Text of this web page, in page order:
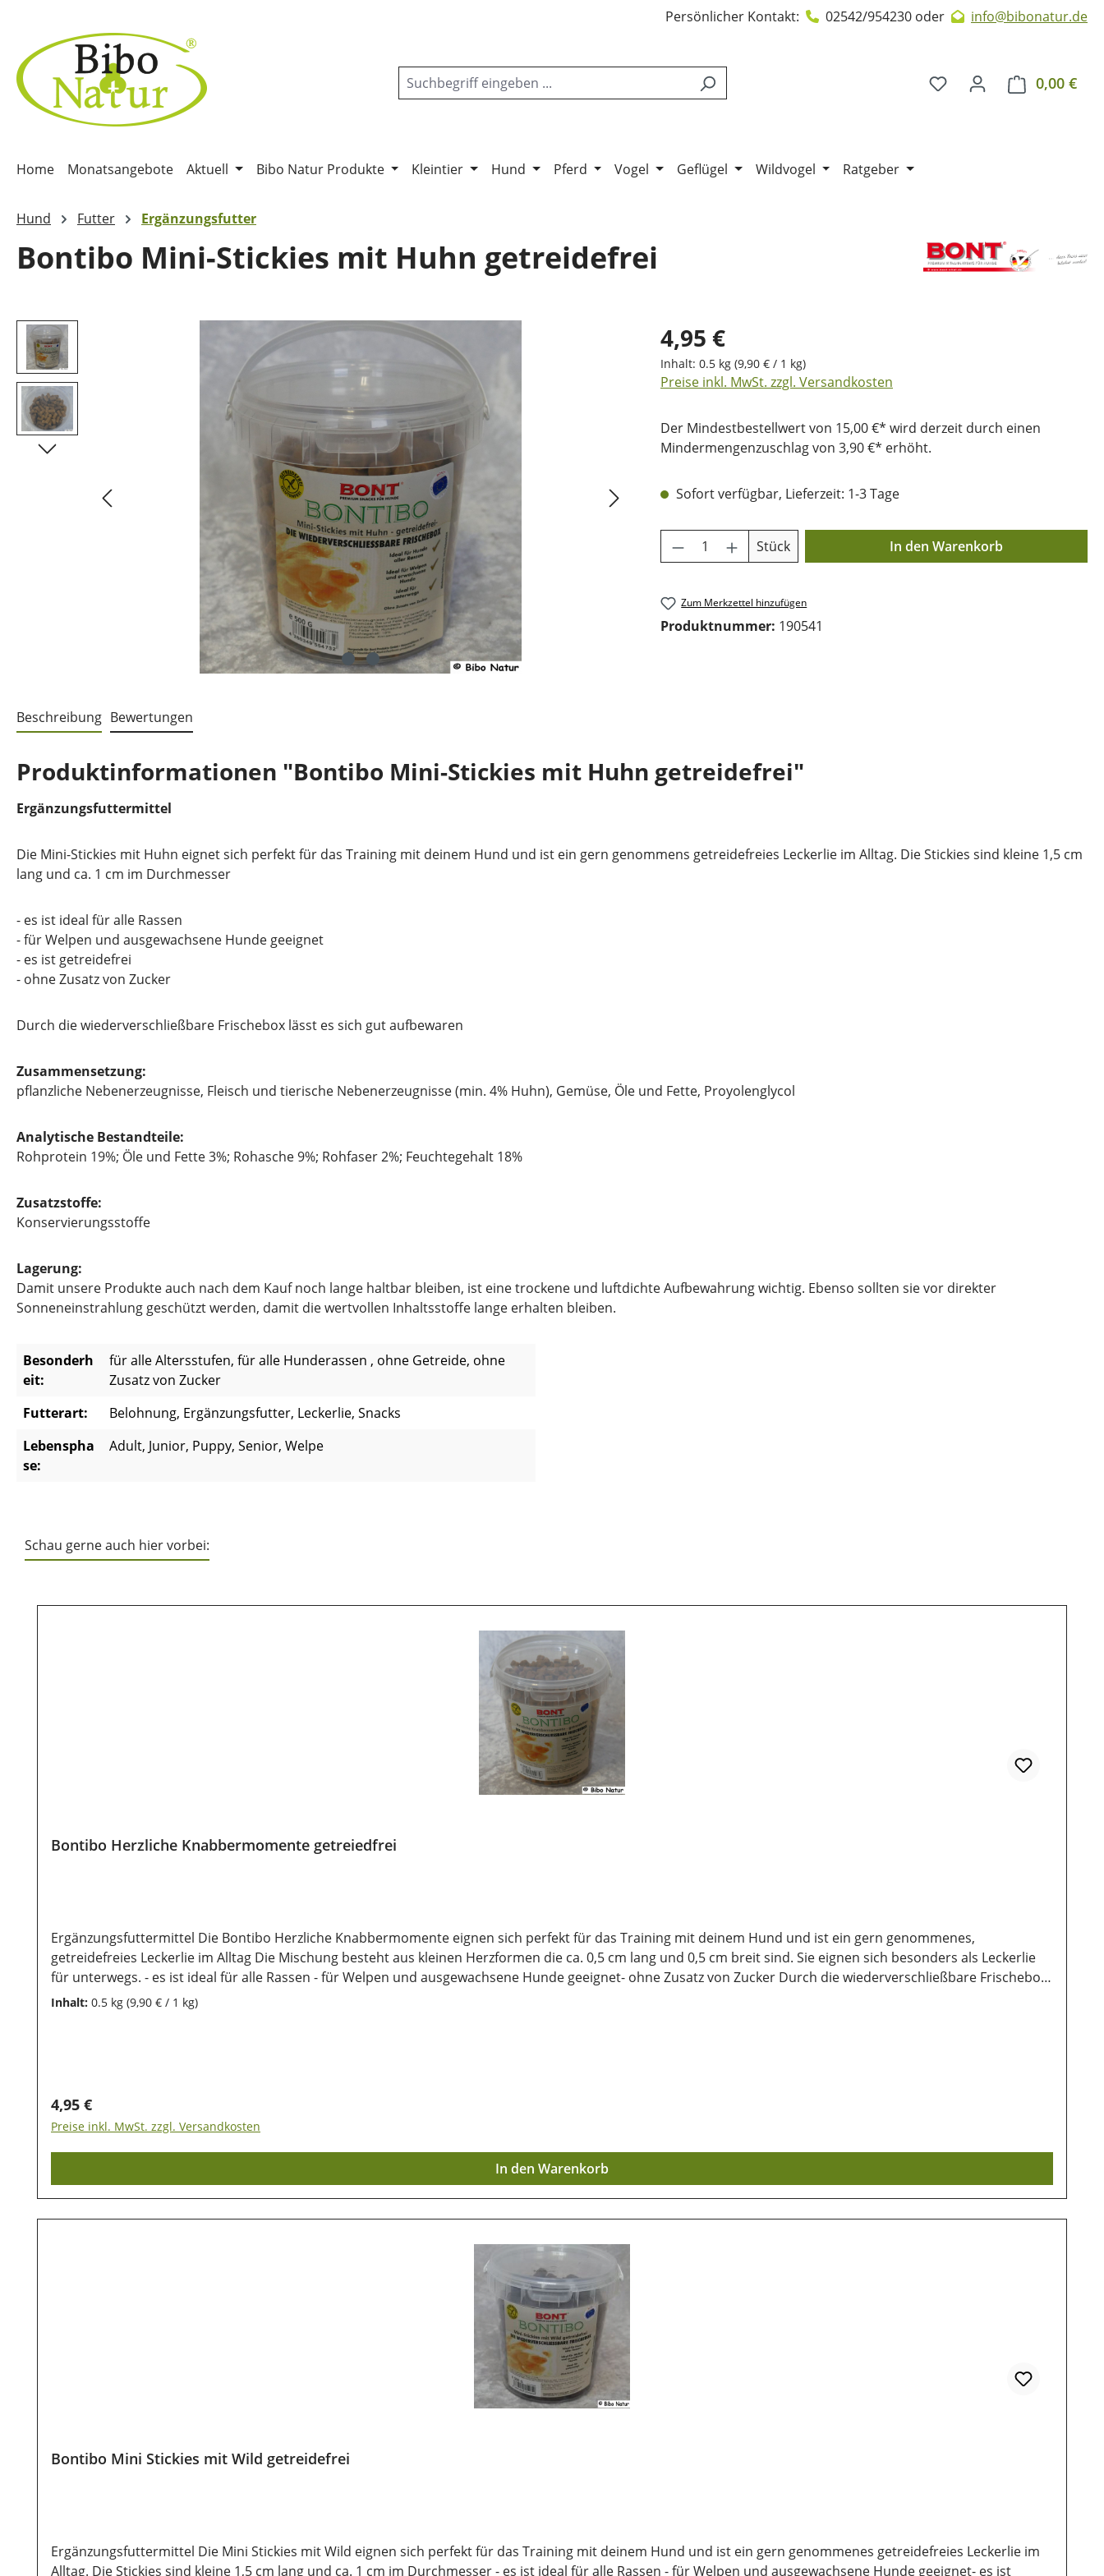
Persönlicher Kontakt: 02542/954230 oder info@bibonatur.de
0,00 €
Home Monatsangebote Aktuell Bibo Natur Produkte Kleintier Hund Pferd Vogel Geflügel Wildvogel Ratgeber
Hund Futter Ergänzungsfutter
Bontibo Mini-Stickies mit Huhn getreidefrei
Bildergalerie überspringen 4,95 €
Inhalt: 0.5 kg (9,90 € / 1 kg)
Preise inkl. MwSt. zzgl. Versandkosten
Der Mindestbestellwert von 15,00 €* wird derzeit durch einen
Mindermengenzuschlag von 3,90 €* erhöht.
Sofort verfügbar, Lieferzeit: 1-3 Tage
Produkt Anzahl: Gib den gewünschten Wert
Stück In den Warenkorb
Zum Merkzettel hinzufügen
Produktnummer: 190541
Beschreibung Bewertungen
Produktinformationen "Bontibo Mini-Stickies mit Huhn getreidefrei"
Ergänzungsfuttermittel
Die Mini-Stickies mit Huhn eignet sich perfekt für das Training mit deinem Hund und ist ein gern genommens getreidefreies Leckerlie im Alltag. Die Stickies sind kleine 1,5 cm
lang und ca. 1 cm im Durchmesser
- es ist ideal für alle Rassen
- für Welpen und ausgewachsene Hunde geeignet
- es ist getreidefrei
- ohne Zusatz von Zucker
Durch die wiederverschließbare Frischebox lässt es sich gut aufbewaren
Zusammensetzung:
pflanzliche Nebenerzeugnisse, Fleisch und tierische Nebenerzeugnisse (min. 4% Huhn), Gemüse, Öle und Fette, Proyolenglycol
Analytische Bestandteile:
Rohprotein 19%; Öle und Fette 3%; Rohasche 9%; Rohfaser 2%; Feuchtegehalt 18%
Zusatzstoffe:
Konservierungsstoffe
Lagerung:
Damit unsere Produkte auch nach dem Kauf noch lange haltbar bleiben, ist eine trockene und luftdichte Aufbewahrung wichtig. Ebenso sollten sie vor direkter
Sonneneinstrahlung geschützt werden, damit die wertvollen Inhaltsstoffe lange erhalten bleiben.
Besonderh
eit:
für alle Altersstufen, für alle Hunderassen , ohne Getreide, ohne
Zusatz von Zucker
Futterart:
Belohnung, Ergänzungsfutter, Leckerlie, Snacks
Lebenspha
se:
Adult, Junior, Puppy, Senior, Welpe
Schau gerne auch hier vorbei:
Bontibo Herzliche Knabbermomente getreiedfrei
Ergänzungsfuttermittel Die Bontibo Herzliche Knabbermomente eignen sich perfekt für das Training mit deinem Hund und ist ein gern genommenes,
getreidefreies Leckerlie im Alltag Die Mischung besteht aus kleinen Herzformen die ca. 0,5 cm lang und 0,5 cm breit sind. Sie eignen sich besonders als Leckerlie
für unterwegs. - es ist ideal für alle Rassen - für Welpen und ausgewachsene Hunde geeignet- ohne Zusatz von Zucker Durch die wiederverschließbare Frischebox
lässt es sich gut aufbewaren Zusammensetzung:pflanzliche Nebenerzeugnisse, Fleisch und tierische Nebenerzeugnisse, Gemüse, Öle und Fette, Propylenglycol
Inhalt: 0.5 kg (9,90 € / 1 kg)
Regulärer Preis:
4,95 €
Preise inkl. MwSt. zzgl. Versandkosten
In den Warenkorb
Bontibo Mini Stickies mit Wild getreidefrei
Ergänzungsfuttermittel Die Mini Stickies mit Wild eignen sich perfekt für das Training mit deinem Hund und ist ein gern genommenes getreidefreies Leckerlie im
Alltag. Die Stickies sind kleine 1,5 cm lang und ca. 1 cm im Durchmesser - es ist ideal für alle Rassen - für Welpen und ausgewachsene Hunde geeignet- es ist